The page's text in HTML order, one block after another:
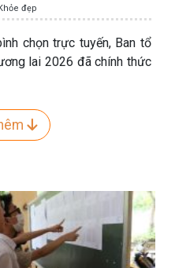
Khỏe đẹp
chọn trực tuyến, Ban tổ
lai 2026 đã chính thức